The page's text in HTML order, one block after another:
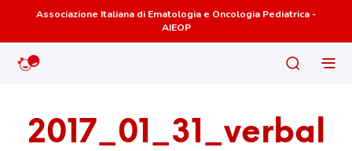
Associazione Italiana di Ematologia e Oncologia Pediatrica -
AIEOP
2017_01_31_verbal